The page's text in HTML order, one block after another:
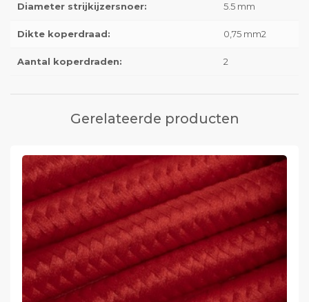
Diameter strijkijzersnoer: 5.5 mm
Dikte koperdraad: 0,75 mm2
Aantal koperdraden: 2
Gerelateerde producten